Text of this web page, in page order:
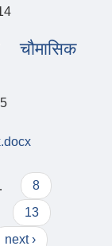
8
13
next ›